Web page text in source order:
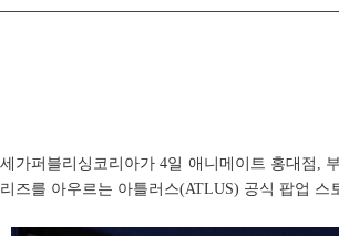
세가퍼블리싱코리아가 4일 애니메이트 홍대점,
리즈를 아우르는 아틀러스(ATLUS) 공식 팝업